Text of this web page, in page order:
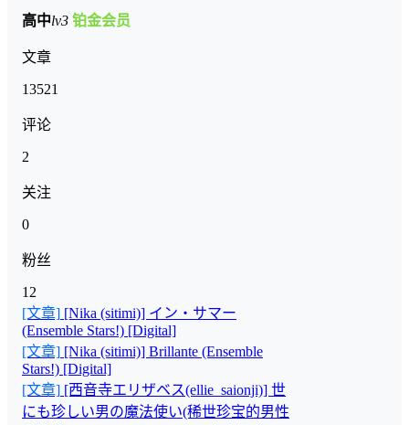
高中lv3 铂金会员
文章
13521
评论
2
关注
0
粉丝
12
[文章] [Nika (sitimi)] イン・サマー
(Ensemble Stars!) [Digital]
[文章] [Nika (sitimi)] Brillante (Ensemble
Stars!) [Digital]
[文章] [西音寺エリザベス(ellie_saionji)] 世
にも珍しい男の魔法使い(稀世珍宝的男性